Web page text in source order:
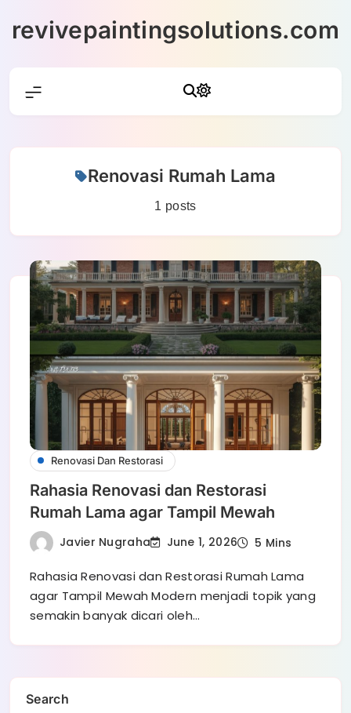
revivepaintingsolutions.com
Renovasi Rumah Lama
1 posts
Renovasi Dan Restorasi
Rahasia Renovasi dan Restorasi
Rumah Lama agar Tampil Mewah
Javier Nugraha June 1, 2026 5 Mins
Rahasia Renovasi dan Restorasi Rumah Lama
agar Tampil Mewah Modern menjadi topik yang
semakin banyak dicari oleh…
Search